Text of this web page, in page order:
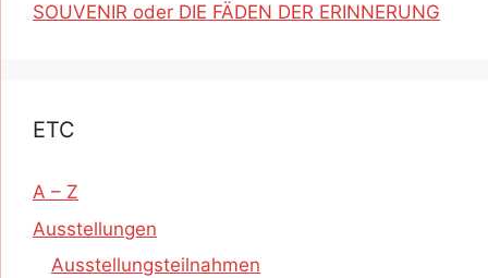
SOUVENIR oder DIE FÄDEN DER ERINNERUNG
ETC
A – Z
Ausstellungen
Ausstellungsteilnahmen